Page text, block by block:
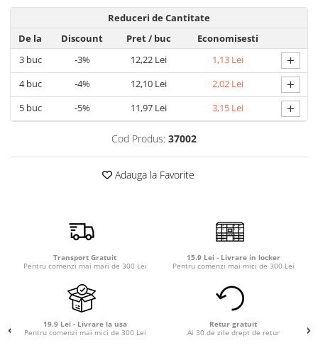
Soluții anticalcar, igienizante și
întreținere țesături
Odorizanți
Odorizanți cameră
Reduceri de Cantitate
De la
Discount Pret/ buc
Economisesti
3buc -3% 12,22 Lei 1,13 Lei +
4buc -4% 12,10 Lei 2,02 Lei +
5buc -5% 11,97 Lei 3,15 Lei +
Cod Produs: 37002
Adauga la Favorite
Transport Gratuit
Pentru comenzi mai mari de 300 Lei
15.9 Lei - Livrare in locker
Pentru comenzi mai mici de 300 Lei
19.9 Lei - Livrare la usa
Pentru comenzi mai mici de 300 Lei
Retur gratuit
Ai 30 de zile drept de retur